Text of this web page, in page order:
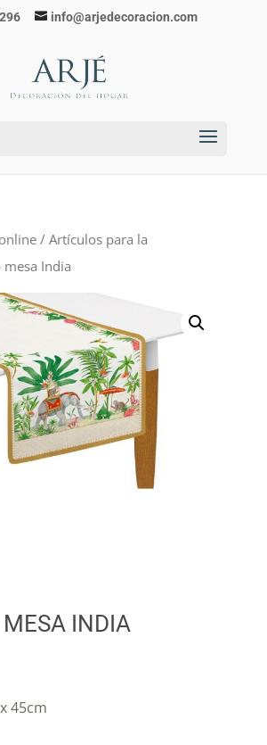
info@arjedecoracion.com
/ Artículos para la
India
INDIA
45cm